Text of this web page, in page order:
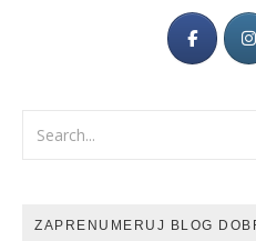
ZAPRENUMERUJ BLOG